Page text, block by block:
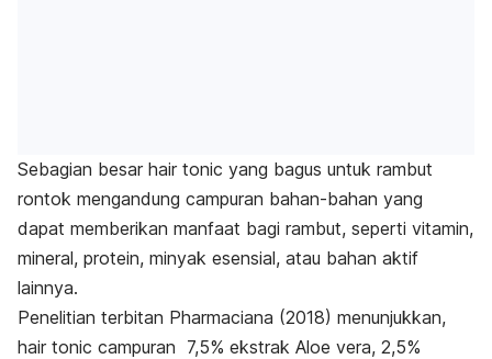
Sebagian besar hair tonic yang bagus untuk rambut
rontok mengandung campuran bahan-bahan yang
dapat memberikan manfaat bagi rambut, seperti vitamin,
mineral, protein, minyak esensial, atau bahan aktif
lainnya.
Penelitian terbitan Pharmaciana (2018) menunjukkan,
hair tonic campuran 7,5% ekstrak Aloe vera, 2,5%